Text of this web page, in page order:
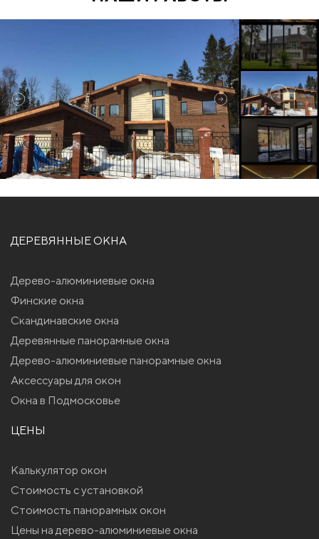
ДЕРЕВЯННЫЕ ОКНА
Дерево-алюминиевые окна
Финские окна
Скандинавские окна
Деревянные панорамные окна
Дерево-алюминиевые панорамные окна
Аксессуары для окон
Окна в Подмосковье
ЦЕНЫ
Калькулятор окон
Стоимость с установкой
Стоимость панорамных окон
Цены на дерево-алюминиевые окна